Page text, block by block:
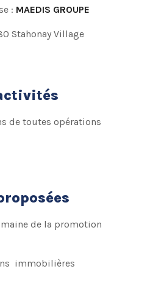
: MAEDIS GROUPE
Stahonay Village
de toutes opérations
de la promotion
immobilières